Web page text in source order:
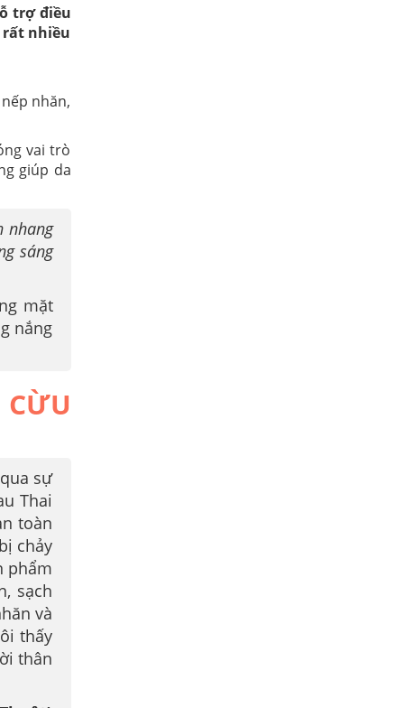
trợ điều
nhiều
nhăn,
vai trò
giúp da
nhang
sáng
mặt
nắng
sự
Thai
toàn
chảy
phẩm
sạch
và
thấy
thân